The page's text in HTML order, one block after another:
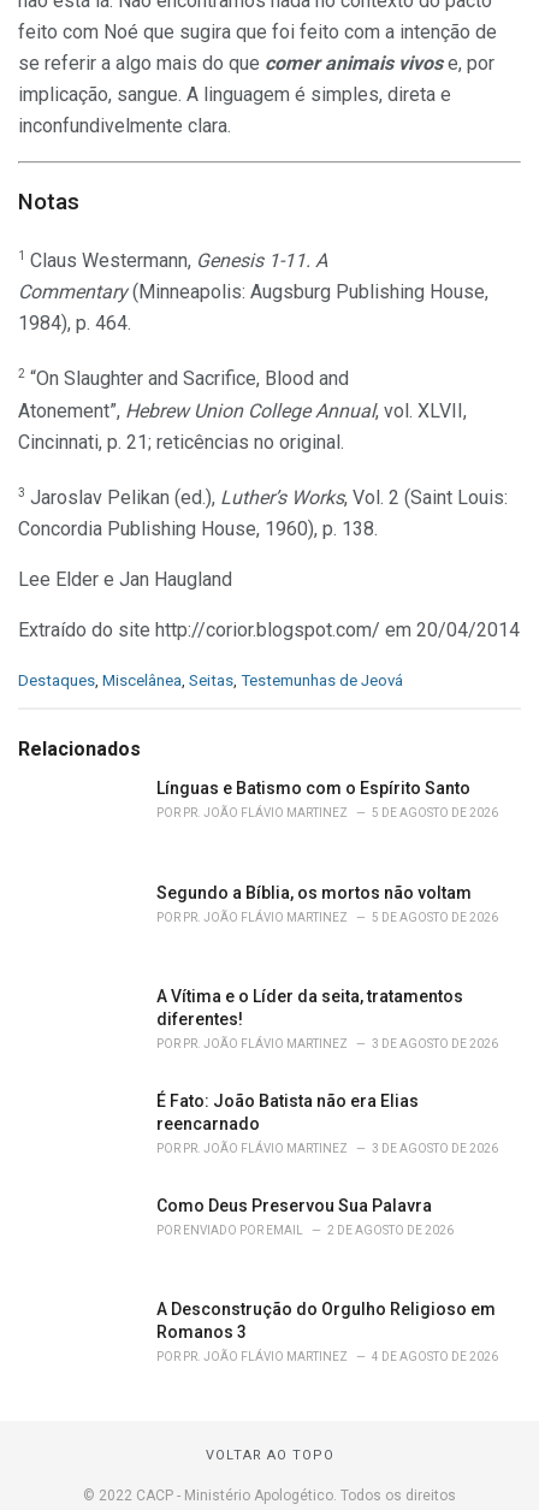
feito com Noé que sugira que foi feito com a intenção de
se referir a algo mais do que comer animais vivose, por
implicação, sangue. A linguagem é simples, direta e
inconfundivelmente clara.
Notas
1 Claus Westermann, Genesis 1-11. A
Commentary(Minneapolis: Augsburg Publishing House,
1984), p. 464.
2 “On Slaughter and Sacrifice, Blood and
Atonement”, Hebrew Union College Annual, vol. XLVII,
Cincinnati, p. 21; reticências no original.
3 Jaroslav Pelikan (ed.), Luther’s Works, Vol. 2 (Saint Louis:
Concordia Publishing House, 1960), p. 138.
Lee Elder e Jan Haugland
Extraído do site http://corior.blogspot.com/ em 20/04/2014
C
e
Destaques Miscelânea Seitas Testemunhas de Jeová
Relacionados
Línguas e Batismo com o Espírito Santo
POR PR. JOÃO FLÁVIO MARTINEZ 5 DE AGOSTO DE 2026
Segundo a Bíblia, os mortos não voltam
POR PR. JOÃO FLÁVIO MARTINEZ 5 DE AGOSTO DE 2026
A Vítima e o Líder da seita, tratamentos
diferentes!
POR PR. JOÃO FLÁVIO MARTINEZ 3 DE AGOSTO DE 2026
É Fato: João Batista não era Elias
reencarnado
POR PR. JOÃO FLÁVIO MARTINEZ 3 DE AGOSTO DE 2026
Como Deus Preservou Sua Palavra
POR ENVIADO POR EMAIL 2 DE AGOSTO DE 2026
A Desconstrução do Orgulho Religioso em
Romanos 3
POR PR. JOÃO FLÁVIO MARTINEZ 4 DE AGOSTO DE 2026
VOLTAR AO TOPO
© 2022 CACP - Ministério Apologético. Todos os direitos